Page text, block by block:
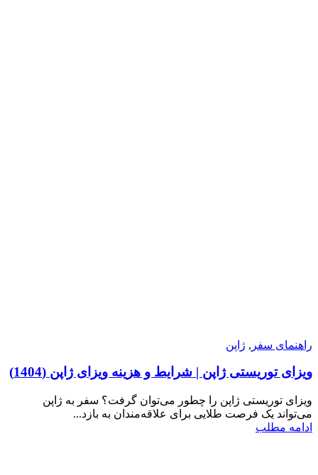
راهنمای سفر , ژاپن
ویزای توریستی ژاپن | شرایط و هزینه ویزای ژاپن (1404)
ویزای توریستی ژاپن را چطور می‌توان گرفت؟ سفر به ژاپن
می‌تواند یک فرصت طلایی برای علاقه‌مندان به بازد...
ادامه مطلب